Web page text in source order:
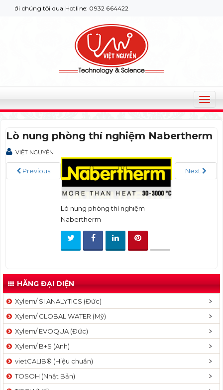
chúng tôi qua Hotline: 0932 664422
T
o
g
n
a
Lò nung phòng thí nghiệm Nabertherm
VIỆT NGUYỄN
Previous Next
Lò nung phòng thí nghiệm
Nabertherm
HÃNG ĐẠI DIỆN
Xylem/ SI ANALYTICS (Đức)
Xylem/ GLOBAL WATER (Mỹ)
Xylem/ EVOQUA (Đức)
Xylem/ B+S (Anh)
vietCALIB® (Hiệu chuẩn)
TOSOH (Nhật Bản)